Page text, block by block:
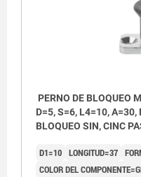
PERNO DE BLOQUEO
D=5, S=6, L4=10, A=30,
BLOQUEO SIN, CINC
D1=10 LONGITUD=37
COLOR DEL